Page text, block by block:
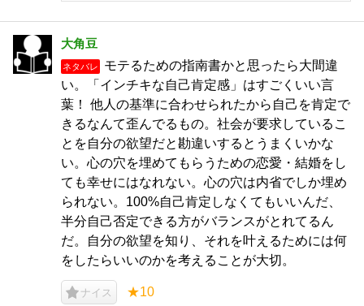
大角豆
ネタバレ
モテるための指南書かと思ったら大間違
い。「インチキな自己肯定感」はすごくいい言
葉！ 他人の基準に合わせられたから自己を肯定で
きるなんて歪んでるもの。社会が要求しているこ
とを自分の欲望だと勘違いするとうまくいかな
い。心の穴を埋めてもらうための恋愛・結婚をし
ても幸せにはなれない。心の穴は内省でしか埋め
られない。100%自己肯定しなくてもいいんだ、
半分自己否定できる方がバランスがとれてるん
だ。自分の欲望を知り、それを叶えるためには何
をしたらいいのかを考えることが大切。
ナイス ★10